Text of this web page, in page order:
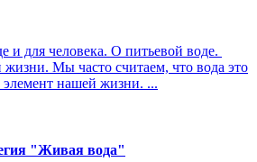
и для человека. О питьевой воде.
жизни. Мы часто считаем, что вода это
нашей жизни. ...
"Живая вода"